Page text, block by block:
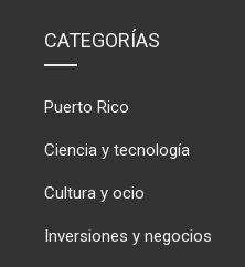
CATEGORÍAS
Puerto Rico
Ciencia y tecnología
Cultura y ocio
Inversiones y negocios